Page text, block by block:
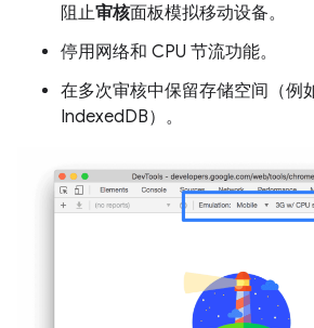
阻止审核面板模拟移动设备。
停用网络和 CPU 节流功能。
在多次审核中保留存储空间（例
IndexedDB）。